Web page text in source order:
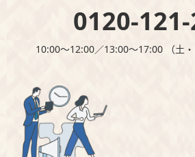
0120-
10:00～12:00∕13:00～17:00 （⼟・